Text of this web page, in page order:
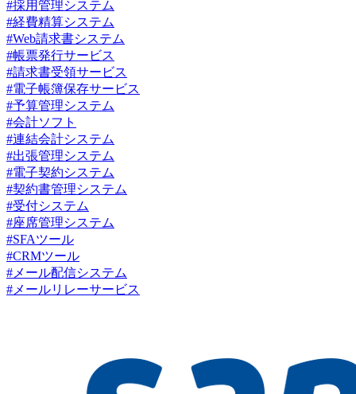
#採用管理システム
#経費精算システム
#Web請求書システム
#帳票発行サービス
#請求書受領サービス
#電子帳簿保存サービス
#予算管理システム
#会計ソフト
#連結会計システム
#出張管理システム
#電子契約システム
#契約書管理システム
#受付システム
#座席管理システム
#SFAツール
#CRMツール
#メール配信システム
#メールリレーサービス